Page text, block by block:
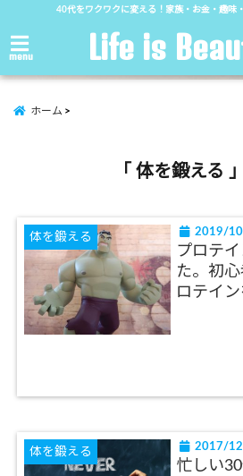
40代をワクワクに変える！家族・お金・趣味
menu Life is
ホーム
「 体を鍛える
体を鍛える 2019/
プロテ
た。初
ロテイ
体を鍛える 2017/
忙しい